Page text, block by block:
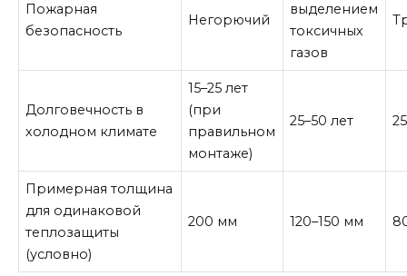
Пожарная
безопасность
Негорючий
выделением
токсичных
газов
Долговечность в
холодном климате
15–25 лет
(при
правильном
монтаже)
25–50 лет
Примерная толщина
для одинаковой
теплозащиты
(условно)
200 мм 120–150 мм